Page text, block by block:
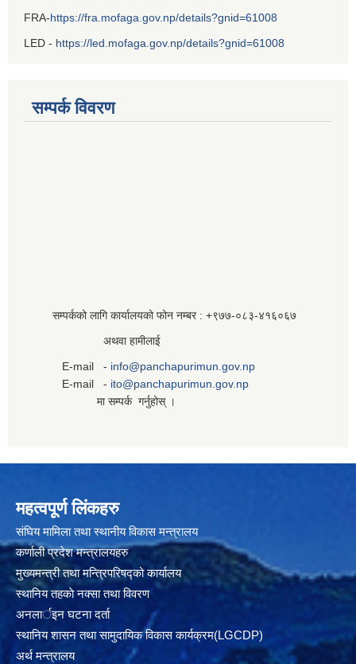
FRA-https://fra.mofaga.gov.np/details?gnid=61008
LED - https://led.mofaga.gov.np/details?gnid=61008
सम्पर्क विवरण
सम्पर्कको लागि कार्यालयको फोन नम्बर : +९७७-०८३‍-४१६०६७
अथवा हामीलाई
E-mail - info@panchapurimun.gov.np
E-mail - ito@panchapurimun.gov.np
मा सम्पर्क गर्नुहोस् ।
महत्वपूर्ण लिंकहरु
संघिय मामिला तथा स्थानीय विकास मन्त्रालय
कर्णाली प्रदेश मन्त्रालयहरु
मुख्यमन्त्री तथा मन्त्रिपरिषद्को कार्यालय
स्थानिय तहकाे नक्सा तथा विवरण
अनलार्इन घटना दर्ता
स्थानिय शासन तथा सामुदायिक विकास कार्यक्रम(LGCDP)
अर्थ मन्त्रालय